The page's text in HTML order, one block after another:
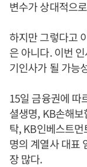
변수가 상대적으
하지만 그렇다고
은 아니다. 이번
기인사가 될 가능
15일 금융권에 따
셜생명, KB손해
탁, KB인베스트
명의 계열사 대표
장 많다.